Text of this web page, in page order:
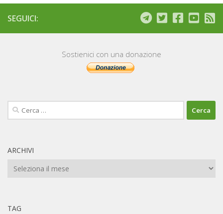
SEGUICI:
Sostienici con una donazione
Ricerca
per:
ARCHIVI
Archivi
TAG